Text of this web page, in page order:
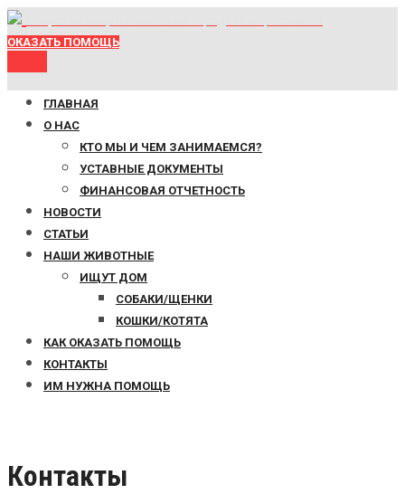
ОКАЗАТЬ ПОМОЩЬ
ГЛАВНАЯ
О НАС
КТО МЫ И ЧЕМ ЗАНИМАЕМСЯ?
УСТАВНЫЕ ДОКУМЕНТЫ
ФИНАНСОВАЯ ОТЧЕТНОСТЬ
НОВОСТИ
СТАТЬИ
НАШИ ЖИВОТНЫЕ
ИЩУТ ДОМ
СОБАКИ/ЩЕНКИ
КОШКИ/КОТЯТА
КАК ОКАЗАТЬ ПОМОЩЬ
КОНТАКТЫ
ИМ НУЖНА ПОМОЩЬ
Контакты